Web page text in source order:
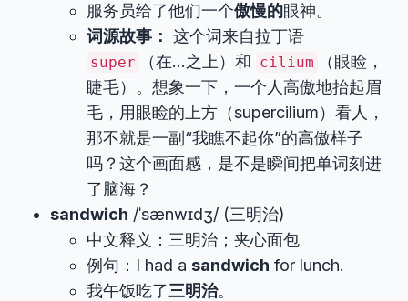
服务员给了他们一个傲慢的眼神。
词源故事： 这个词来自拉丁语
super （在…之上）和 cilium
（眼睑，
睫毛）。想象一下，一个人高傲地抬起眉
毛，用眼睑的上方（supercilium）看人，
那不就是一副“我瞧不起你”的高傲样子
吗？这个画面感，是不是瞬间把单词刻进
了脑海？
sandwich /ˈsænwɪdʒ/ (三明治)
中文释义：三明治；夹心面包
例句：I had a sandwich for lunch.
我午饭吃了三明治。